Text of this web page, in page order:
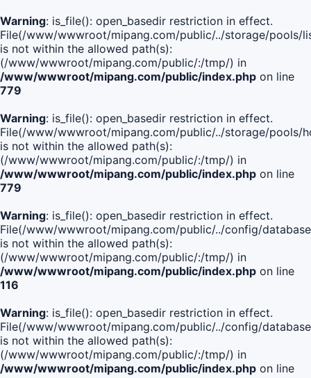
Warning: is_file(): open_basedir restriction in effect.
File(/www/wwwroot/mipang.com/public/../storage/pools/
is not within the allowed path(s):
(/www/wwwroot/mipang.com/public/:/tmp/) in
/www/wwwroot/mipang.com/public/index.php on line
779
Warning: is_file(): open_basedir restriction in effect.
File(/www/wwwroot/mipang.com/public/../storage/pools/
is not within the allowed path(s):
(/www/wwwroot/mipang.com/public/:/tmp/) in
/www/wwwroot/mipang.com/public/index.php on line
779
Warning: is_file(): open_basedir restriction in effect.
File(/www/wwwroot/mipang.com/public/../config/
is not within the allowed path(s):
(/www/wwwroot/mipang.com/public/:/tmp/) in
/www/wwwroot/mipang.com/public/index.php on line
116
Warning: is_file(): open_basedir restriction in effect.
File(/www/wwwroot/mipang.com/public/../config/
is not within the allowed path(s):
(/www/wwwroot/mipang.com/public/:/tmp/) in
/www/wwwroot/mipang.com/public/index.php on line